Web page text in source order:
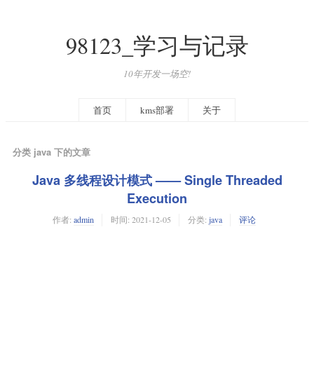
98123_学习与记录
10年开发一场空!
首页 kms部署 关于
分类 java 下的文章
Java 多线程设计模式 —— Single Threaded
Execution
作者: admin 时间: 2021-12-05 分类: java 评论